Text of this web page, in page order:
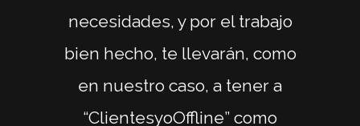
necesidades, y por el trabajo
bien hecho, te llevarán, como
en nuestro caso, a tener a
“ClientesyoOffline” como